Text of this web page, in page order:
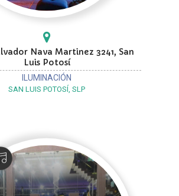
Nava Martinez 3241, San
Luis Potosí
ILUMINACIÓN
SAN LUIS POTOSÍ, SLP